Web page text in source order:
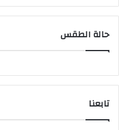
حالة الطقس
تابعنا